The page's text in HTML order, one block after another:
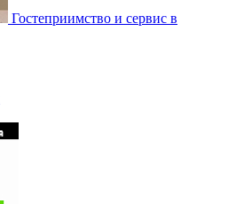
Гостеприимство и сервис в